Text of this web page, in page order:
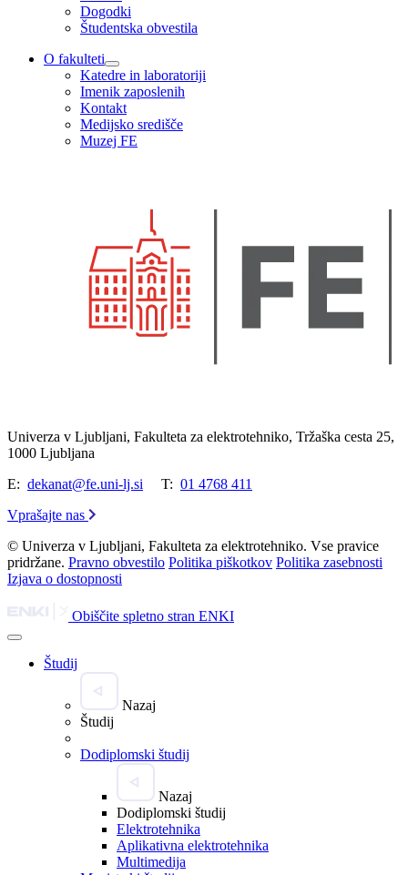
Dogodki
Študentska obvestila
O fakulteti
Katedre in laboratoriji
Imenik zaposlenih
Kontakt
Medijsko središče
Muzej FE
Univerza v Ljubljani, Fakulteta za elektrotehniko, Tržaška cesta 25,
1000 Ljubljana
E: dekanat@fe.uni-lj.si T: 01 4768 411
Vprašajte nas
© Univerza v Ljubljani, Fakulteta za elektrotehniko. Vse pravice
pridržane. Pravno obvestilo Politika piškotkov Politika zasebnosti
Izjava o dostopnosti
Obiščite spletno stran ENKI
Študij
Nazaj
Študij
Dodiplomski študij
Nazaj
Dodiplomski študij
Elektrotehnika
Aplikativna elektrotehnika
Multimedija